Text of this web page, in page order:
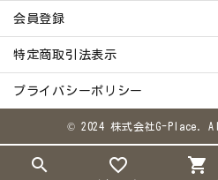
search favorite_border shopping_cart
会員登録
特定商取引法表示
プライバシーポリシー
© 2024 株式会社G-Place.